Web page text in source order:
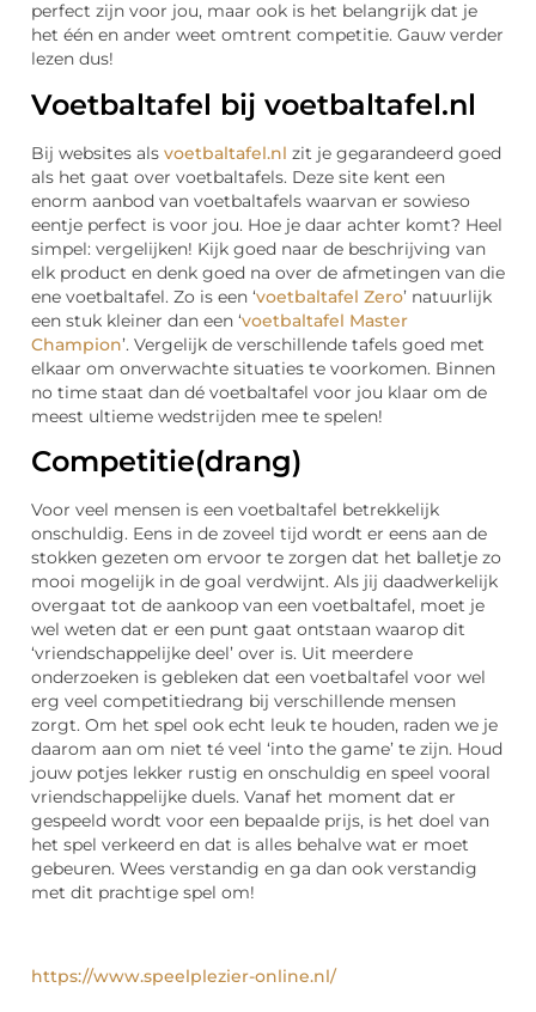
perfect zijn voor jou, maar ook is het belangrijk dat je
het één en ander weet omtrent competitie. Gauw verder
lezen dus!
Voetbaltafel bij voetbaltafel.nl
Bij websites als voetbaltafel.nl zit je gegarandeerd goed
als het gaat over voetbaltafels. Deze site kent een
enorm aanbod van voetbaltafels waarvan er sowieso
eentje perfect is voor jou. Hoe je daar achter komt? Heel
simpel: vergelijken! Kijk goed naar de beschrijving van
elk product en denk goed na over de afmetingen van die
ene voetbaltafel. Zo is een ‘voetbaltafel Zero’ natuurlijk
een stuk kleiner dan een ‘voetbaltafel Master
Champion’. Vergelijk de verschillende tafels goed met
elkaar om onverwachte situaties te voorkomen. Binnen
no time staat dan dé voetbaltafel voor jou klaar om de
meest ultieme wedstrijden mee te spelen!
Competitie(drang)
Voor veel mensen is een voetbaltafel betrekkelijk
onschuldig. Eens in de zoveel tijd wordt er eens aan de
stokken gezeten om ervoor te zorgen dat het balletje zo
mooi mogelijk in de goal verdwijnt. Als jij daadwerkelijk
overgaat tot de aankoop van een voetbaltafel, moet je
wel weten dat er een punt gaat ontstaan waarop dit
‘vriendschappelijke deel’ over is. Uit meerdere
onderzoeken is gebleken dat een voetbaltafel voor wel
erg veel competitiedrang bij verschillende mensen
zorgt. Om het spel ook echt leuk te houden, raden we je
daarom aan om niet té veel ‘into the game’ te zijn. Houd
jouw potjes lekker rustig en onschuldig en speel vooral
vriendschappelijke duels. Vanaf het moment dat er
gespeeld wordt voor een bepaalde prijs, is het doel van
het spel verkeerd en dat is alles behalve wat er moet
gebeuren. Wees verstandig en ga dan ook verstandig
met dit prachtige spel om!
https://www.speelplezier-online.nl/